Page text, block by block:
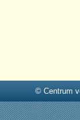
© Centrum